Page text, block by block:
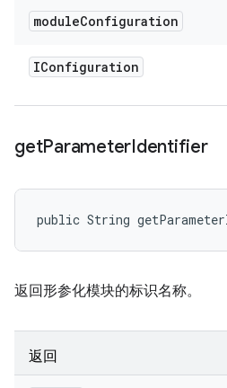
moduleConfiguration
IConfiguration
getParameterIdentifier
public String
返回形参化模块的标识名称。
返回